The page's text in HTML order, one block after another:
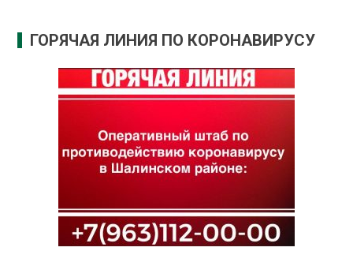
ГОРЯЧАЯ ЛИНИЯ ПО КОРОНАВИРУСУ